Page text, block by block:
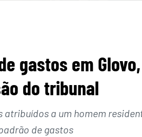
gastos em Glovo,
do tribunal
a um homem
de gastos